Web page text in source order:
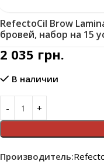
RefectoCil Brow
бровей, набор на 15
2 035 грн.
В наличии
Производитель: